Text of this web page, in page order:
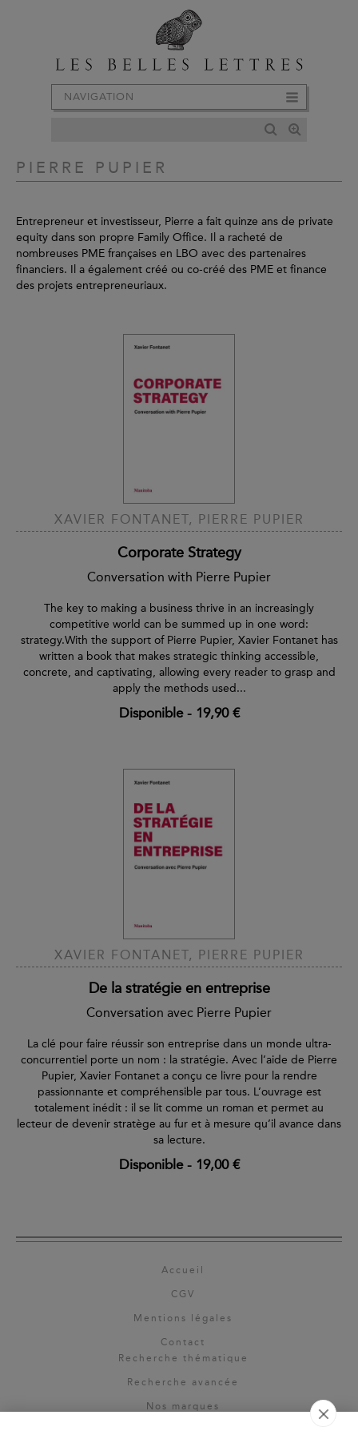
NAVIGATION
PIERRE PUPIER
Entrepreneur et investisseur, Pierre a fait quinze ans de private
equity dans son propre Family Office. Il a racheté de
nombreuses PME françaises en LBO avec des partenaires
financiers. Il a également créé ou co-créé des PME et finance
des projets entrepreneuriaux.
XAVIER FONTANET, PIERRE PUPIER
Corporate Strategy
Conversation with Pierre Pupier
The key to making a business thrive in an increasingly
competitive world can be summed up in one word:
strategy.With the support of Pierre Pupier, Xavier Fontanet has
written a book that makes strategic thinking accessible,
concrete, and captivating, allowing every reader to grasp and
apply the methods used...
Disponible- 19,90 €
XAVIER FONTANET, PIERRE PUPIER
De la stratégie en entreprise
Conversation avec Pierre Pupier
La clé pour faire réussir son entreprise dans un monde ultra-
concurrentiel porte un nom : la stratégie. Avec l’aide de Pierre
Pupier, Xavier Fontanet a conçu ce livre pour la rendre
passionnante et compréhensible par tous. L’ouvrage est
totalement inédit : il se lit comme un roman et permet au
lecteur de devenir stratège au fur et à mesure qu’il avance dans
sa lecture.
Disponible- 19,00 €
Accueil
CGV
Mentions légales
Contact
Recherche thématique
Recherche avancée
Nos marques